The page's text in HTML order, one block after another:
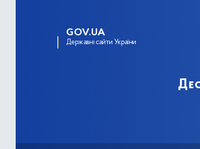
GOV.UA
Державні сайти України